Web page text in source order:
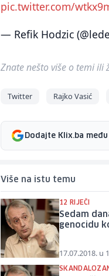
pic.twitter.com/
— Refik Hodzic
Znate nešto više o temi ili
Twitter Rajko Vasić
Dodajte Klix.ba
Više na istu temu
12 RIJEČI
Sedam
genocidu
17.07.2018. u